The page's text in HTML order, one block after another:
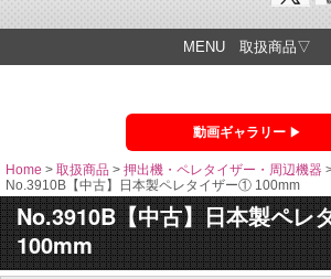
MENU 取扱商品▽
動画ギャラリー
Home > 取扱商品 > 押出機・ペレタイザー・周辺機器
No.3910B【中古】日本製ペレタイザー① 100mm
No.3910B【中古】日本製ペレ
100mm